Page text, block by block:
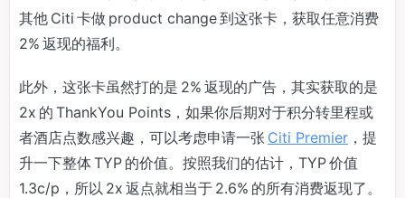
其他 Citi 卡做 product change 到这张卡，获取任意消费
2% 返现的福利。
此外，这张卡虽然打的是 2% 返现的广告，其实获取的是
2x 的 ThankYou Points，如果你后期对于积分转里程或
者酒店点数感兴趣，可以考虑申请一张 Citi Premier ，提
升一下整体 TYP 的价值。按照我们的估计，TYP 价值
1.3c/p，所以 2x 返点就相当于 2.6% 的所有消费返现了。